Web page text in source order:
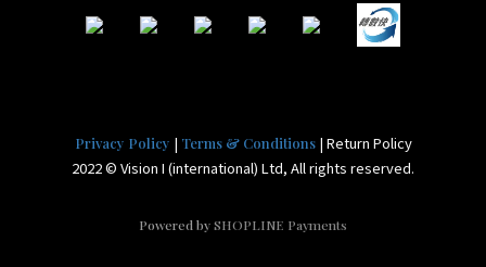
Privacy Policy | Terms & Conditions| Return Policy
2022 © Vision I (international) Ltd, All rights reserved.
Powered bySHOPLINE Payments